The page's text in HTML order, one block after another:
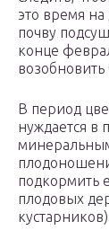
это время
почву
конце
возобновить
В период
нуждается в
подкормить
плодовых